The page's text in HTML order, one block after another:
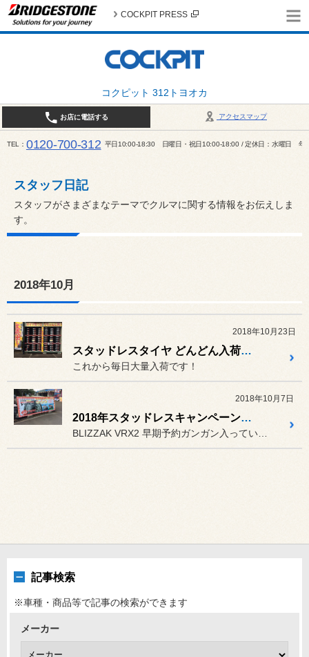
コクピット 312トヨオカ
COCKPIT PRESS
アクセスマップ
お店に電話する
TEL 0120-700-312 平日10:00-18:30 日曜日・祝日10:00-18:00 / 定休日：水曜日 年
スタッフ日記
スタッフがさまざまなテーマでクルマに関する情報をお伝えしま
す。
2018年10月
2018年10月23日
スタッドレスタイヤ どんどん入荷しています！
これから毎日大量入荷です！
2018年10月7日
2018年スタッドレスキャンペーン始まりました！
記事検索
※車種・商品等で記事の検索ができます
メーカー